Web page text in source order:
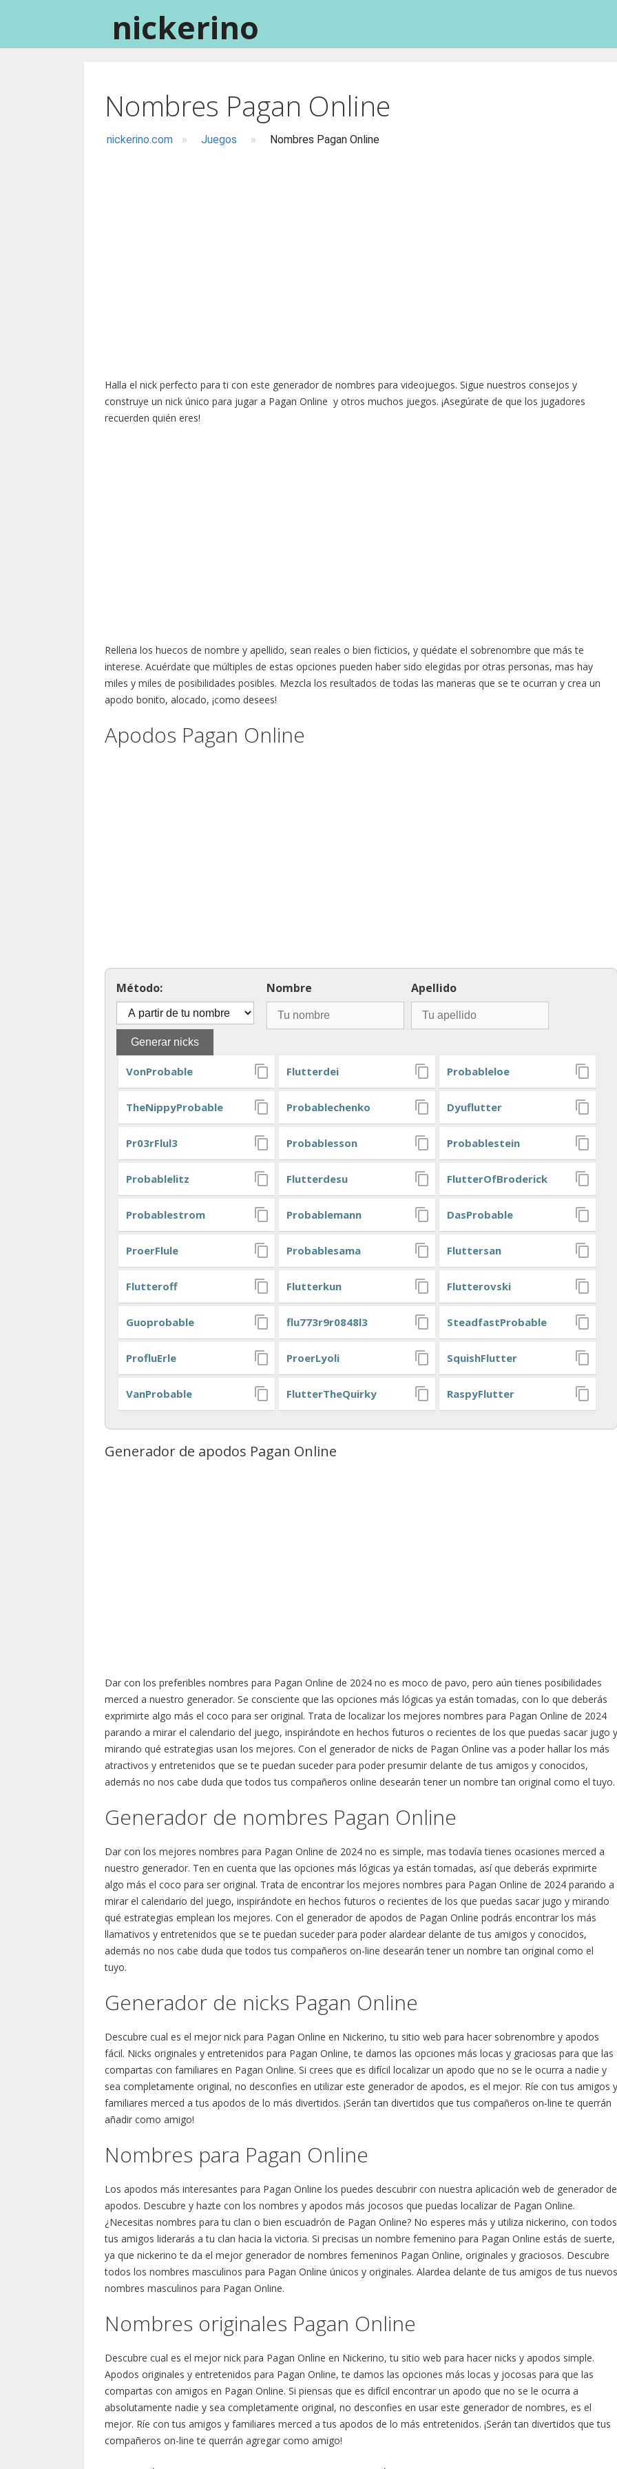
nickerino
Nombres Pagan Online
nickerino.com » Juegos » Nombres Pagan Online
Halla el nick perfecto para ti con este generador de nombres para videojuegos. Sigue nuestros consejos y
construye un nick único para jugar a Pagan Online y otros muchos juegos. ¡Asegúrate de que los jugadores
recuerden quién eres!
Rellena los huecos de nombre y apellido, sean reales o bien ficticios, y quédate el sobrenombre que más te
interese. Acuérdate que múltiples de estas opciones pueden haber sido elegidas por otras personas, mas hay
miles y miles de posibilidades posibles. Mezcla los resultados de todas las maneras que se te ocurran y crea un
apodo bonito, alocado, ¡como desees!
Apodos Pagan Online
Método: Nombre Apellido
VonProbable Flutterdei Probableloe
TheNippyProbable Probablechenko Dyuflutter
Pr03rFlul3 Probablesson Probablestein
Probablelitz Flutterdesu FlutterOfBroderick
Probablestrom Probablemann DasProbable
ProerFlule Probablesama Fluttersan
Flutteroff Flutterkun Flutterovski
Guoprobable flu773r9r0848l3 SteadfastProbable
ProfluErle ProerLyoli SquishFlutter
VanProbable FlutterTheQuirky RaspyFlutter
Generador de apodos Pagan Online
Dar con los preferibles nombres para Pagan Online de 2024 no es moco de pavo, pero aún tienes posibilidades
merced a nuestro generador. Se consciente que las opciones más lógicas ya están tomadas, con lo que deberás
exprimirte algo más el coco para ser original. Trata de localizar los mejores nombres para Pagan Online de 2024
parando a mirar el calendario del juego, inspirándote en hechos futuros o recientes de los que puedas sacar jugo y
mirando qué estrategias usan los mejores. Con el generador de nicks de Pagan Online vas a poder hallar los más
atractivos y entretenidos que se te puedan suceder para poder presumir delante de tus amigos y conocidos,
además no nos cabe duda que todos tus compañeros online desearán tener un nombre tan original como el tuyo.
Generador de nombres Pagan Online
Dar con los mejores nombres para Pagan Online de 2024 no es simple, mas todavía tienes ocasiones merced a
nuestro generador. Ten en cuenta que las opciones más lógicas ya están tomadas, así que deberás exprimirte
algo más el coco para ser original. Trata de encontrar los mejores nombres para Pagan Online de 2024 parando a
mirar el calendario del juego, inspirándote en hechos futuros o recientes de los que puedas sacar jugo y mirando
qué estrategias emplean los mejores. Con el generador de apodos de Pagan Online podrás encontrar los más
llamativos y entretenidos que se te puedan suceder para poder alardear delante de tus amigos y conocidos,
además no nos cabe duda que todos tus compañeros on-line desearán tener un nombre tan original como el
tuyo.
Generador de nicks Pagan Online
Descubre cual es el mejor nick para Pagan Online en Nickerino, tu sitio web para hacer sobrenombre y apodos
fácil. Nicks originales y entretenidos para Pagan Online, te damos las opciones más locas y graciosas para que las
compartas con familiares en Pagan Online. Si crees que es difícil localizar un apodo que no se le ocurra a nadie y
sea completamente original, no desconfies en utilizar este generador de apodos, es el mejor. Ríe con tus amigos y
familiares merced a tus apodos de lo más divertidos. ¡Serán tan divertidos que tus compañeros on-line te querrán
añadir como amigo!
Nombres para Pagan Online
Los apodos más interesantes para Pagan Online los puedes descubrir con nuestra aplicación web de generador de
apodos. Descubre y hazte con los nombres y apodos más jocosos que puedas localizar de Pagan Online.
¿Necesitas nombres para tu clan o bien escuadrón de Pagan Online? No esperes más y utiliza nickerino, con todos
tus amigos liderarás a tu clan hacia la victoria. Si precisas un nombre femenino para Pagan Online estás de suerte,
ya que nickerino te da el mejor generador de nombres femeninos Pagan Online, originales y graciosos. Descubre
todos los nombres masculinos para Pagan Online únicos y originales. Alardea delante de tus amigos de tus nuevos
nombres masculinos para Pagan Online.
Nombres originales Pagan Online
Descubre cual es el mejor nick para Pagan Online en Nickerino, tu sitio web para hacer nicks y apodos simple.
Apodos originales y entretenidos para Pagan Online, te damos las opciones más locas y jocosas para que las
compartas con amigos en Pagan Online. Si piensas que es difícil encontrar un apodo que no se le ocurra a
absolutamente nadie y sea completamente original, no desconfies en usar este generador de nombres, es el
mejor. Ríe con tus amigos y familiares merced a tus apodos de lo más entretenidos. ¡Serán tan divertidos que tus
compañeros on-line te querrán agregar como amigo!